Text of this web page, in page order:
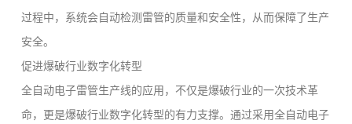
过程中，系统会自动检测雷管的质量和安全性，从而保障了生产
安全。
促进爆破行业数字化转型
全自动电子雷管生产线的应用，不仅是爆破行业的一次技术革
命，更是爆破行业数字化转型的有力支撑。通过采用全自动电子